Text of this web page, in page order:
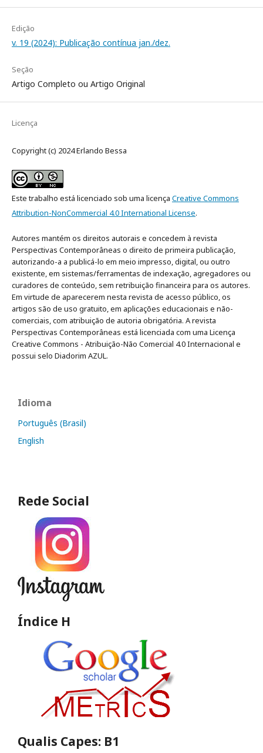
Edição
v. 19 (2024): Publicação contínua jan./dez.
Seção
Artigo Completo ou Artigo Original
Licença
Copyright (c) 2024 Erlando Bessa
Este trabalho está licenciado sob uma licença Creative Commons
Attribution-NonCommercial 4.0 International License.
Autores mantém os direitos autorais e concedem à revista
Perspectivas Contemporâneas o direito de primeira publicação,
autorizando-a a publicá-lo em meio impresso, digital, ou outro
existente, em sistemas/ferramentas de indexação, agregadores ou
curadores de conteúdo, sem retribuição financeira para os autores.
Em virtude de aparecerem nesta revista de acesso público, os
artigos são de uso gratuito, em aplicações educacionais e não-
comerciais, com atribuição de autoria obrigatória. A revista
Perspectivas Contemporâneas está licenciada com uma Licença
Creative Commons - Atribuição-Não Comercial 4.0 Internacional e
possui selo Diadorim AZUL.
Idioma
Português (Brasil)
English
Rede Social
Índice H
Qualis Capes: B1